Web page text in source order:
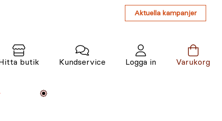
Aktuella kampanjer
butik Kundservice Logga in Varukorg